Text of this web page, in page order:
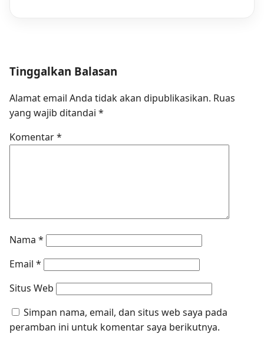
Tinggalkan Balasan
Alamat email Anda tidak akan dipublikasikan. Ruas
yang wajib ditandai *
Komentar*
Nama *
Email *
Situs Web
Simpan nama, email, dan situs web saya pada
peramban ini untuk komentar saya berikutnya.